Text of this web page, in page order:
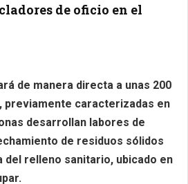
de oficio en el
de manera directa a unas 200
previamente caracterizadas en
desarrollan labores de
de residuos sólidos
del relleno sanitario, ubicado en